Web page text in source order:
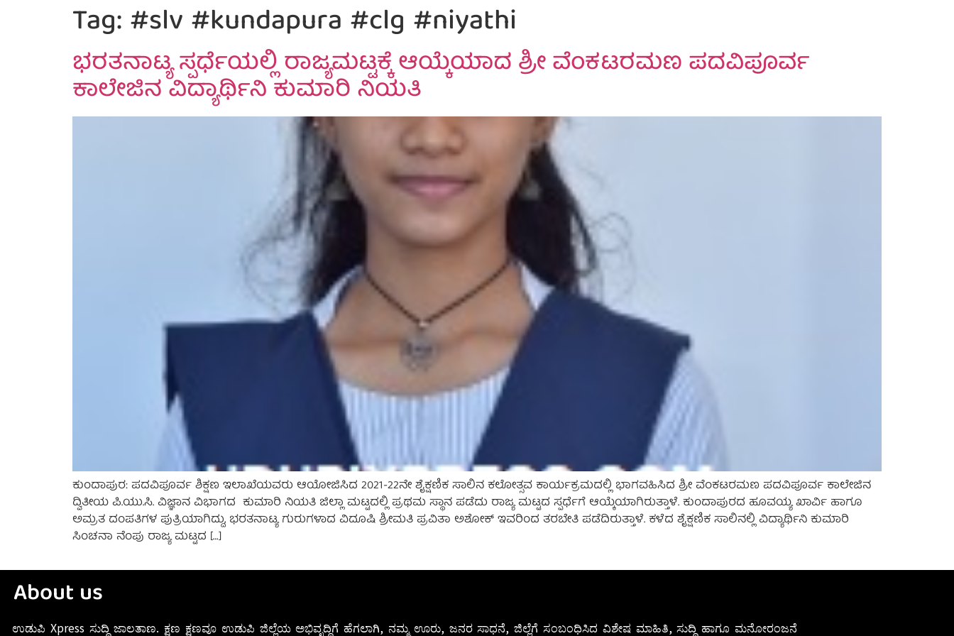
Tag:#slv #kundapura #clg #niyathi
ಭರತನಾಟ್ಯ ಸ್ಪರ್ಧೆಯಲ್ಲಿ ರಾಜ್ಯಮಟ್ಟಕ್ಕೆ ಆಯ್ಕೆಯಾದ ಶ್ರೀ ವೆಂಕಟರಮಣ ಪದವಿಪೂರ್ವ
ಕಾಲೇಜಿನ ವಿದ್ಯಾರ್ಥಿನಿ ಕುಮಾರಿ ನಿಯತಿ
ಕುಂದಾಪುರ: ಪದವಿಪೂರ್ವ ಶಿಕ್ಷಣ ಇಲಾಖೆಯವರು ಆಯೋಜಿಸಿದ 2021-22ನೇ ಶೈಕ್ಷಣಿಕ ಸಾಲಿನ ಕಲೋತ್ಸವ ಕಾರ್ಯಕ್ರಮದಲ್ಲಿ ಭಾಗವಹಿಸಿದ ಶ್ರೀ ವೆಂಕಟರಮಣ ಪದವಿಪೂರ್ವ ಕಾಲೇಜಿನ
ದ್ವಿತೀಯ ಪಿ.ಯು.ಸಿ. ವಿಜ್ಞಾನ ವಿಭಾಗದ ಕುಮಾರಿ ನಿಯತಿ ಜಿಲ್ಲಾ ಮಟ್ಟದಲ್ಲಿ ಪ್ರಥಮ ಸ್ಥಾನ ಪಡೆದು ರಾಜ್ಯ ಮಟ್ಟದ ಸ್ಪರ್ಧೆಗೆ ಆಯ್ಕೆಯಾಗಿರುತ್ತಾಳೆ. ಕುಂದಾಪುರದ ಹೂವಯ್ಯ ಖಾರ್ವಿ ಹಾಗೂ
ಅಮ್ರತ ದಂಪತಿಗಳ ಪುತ್ರಿಯಾಗಿದ್ದು, ಭರತನಾಟ್ಯ ಗುರುಗಳಾದ ವಿದೂಷಿ ಶ್ರೀಮತಿ ಪ್ರವಿತಾ ಅಶೋಕ್ ಇವರಿಂದ ತರಬೇತಿ ಪಡೆದಿರುತ್ತಾಳೆ. ಕಳೆದ ಶೈಕ್ಷಣಿಕ ಸಾಲಿನಲ್ಲಿ ವಿದ್ಯಾರ್ಥಿನಿ ಕುಮಾರಿ
ಸಿಂಚನಾ ನೆಂಪು ರಾಜ್ಯ ಮಟ್ಟದ […]
About us
ಉಡುಪಿ Xpress ಸುದ್ದಿ ಜಾಲತಾಣ. ಕ್ಷಣ ಕ್ಷಣವೂ ಉಡುಪಿ ಜಿಲ್ಲೆಯ ಅಭಿವೃದ್ಧಿಗೆ ಹೆಗಲಾಗಿ, ನಮ್ಮ ಊರು, ಜನರ ಸಾಧನೆ, ಜಿಲ್ಲೆಗೆ ಸಂಬಂಧಿಸಿದ ವಿಶೇಷ ಮಾಹಿತಿ, ಸುದ್ದಿ ಹಾಗೂ ಮನೋರಂಜನೆ